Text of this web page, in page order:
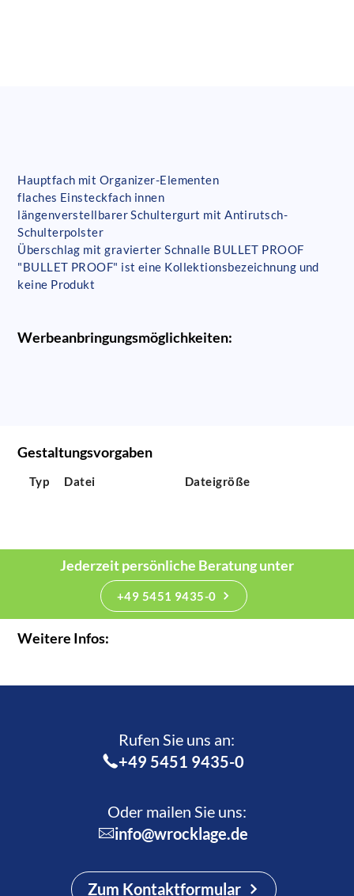
Hauptfach mit Organizer-Elementen
flaches Einsteckfach innen
längenverstellbarer Schultergurt mit Antirutsch-
Schulterpolster
Überschlag mit gravierter Schnalle BULLET PROOF
"BULLET PROOF" ist eine Kollektionsbezeichnung und
keine Produkt
Werbeanbringungsmöglichkeiten:
Gestaltungsvorgaben
Typ Datei Dateigröße
Jederzeit persönliche Beratung unter
+49 5451 9435-0
Weitere Infos:
Rufen Sie uns an:­
+49 5451 9435-0
Oder mailen Sie uns:
info@wrocklage.de
Zum Kontaktformular